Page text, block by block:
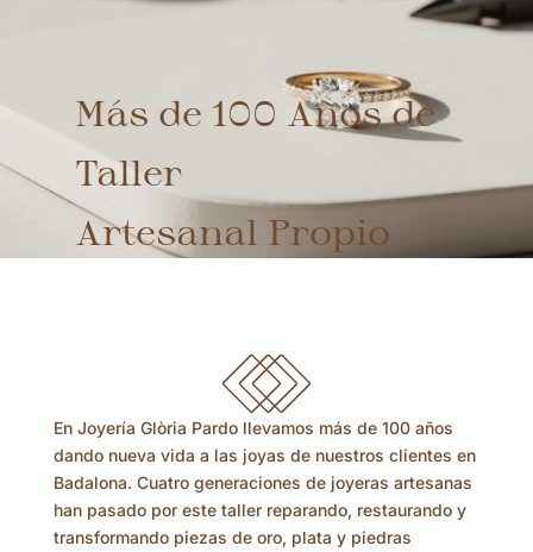
Más de 100 Años de
Taller
Artesanal Propio
En Joyería Glòria Pardo llevamos más de 100 años
dando nueva vida a las joyas de nuestros clientes en
Badalona. Cuatro generaciones de joyeras artesanas
han pasado por este taller reparando, restaurando y
transformando piezas de oro, plata y piedras